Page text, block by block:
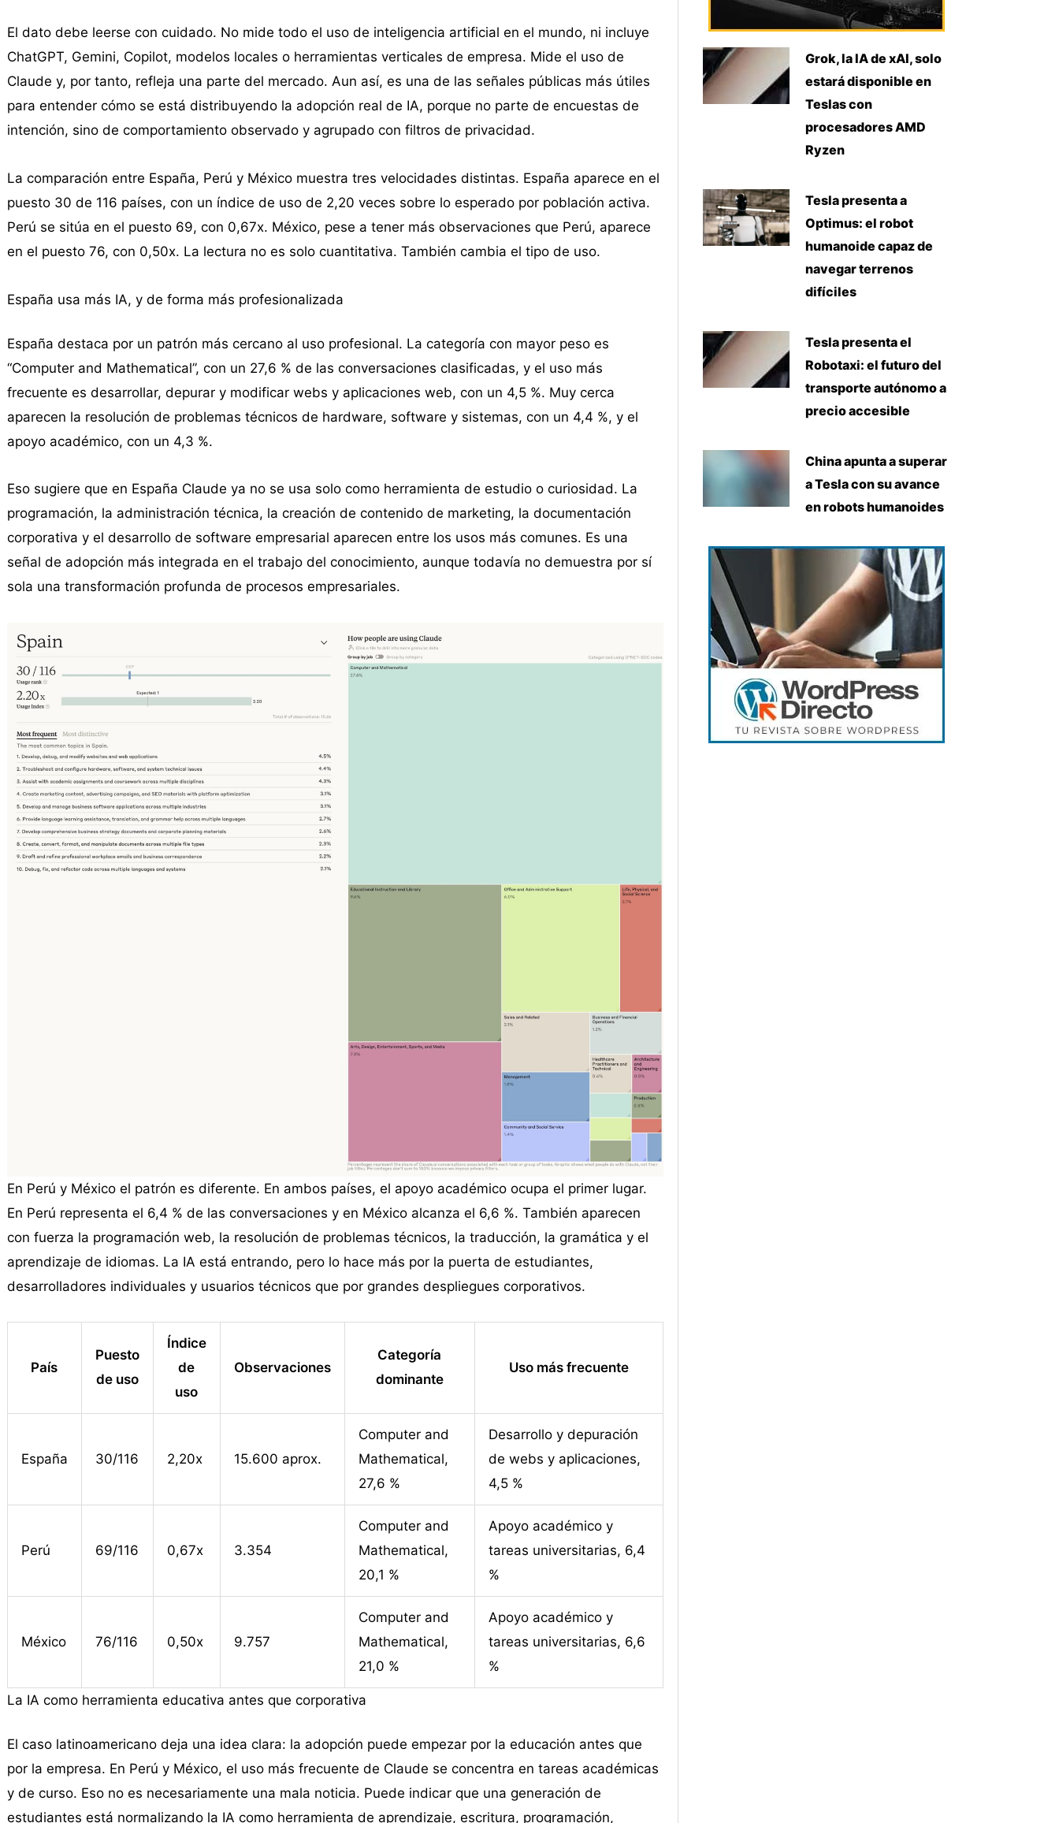
El dato debe leerse con cuidado. No mide todo el uso de inteligencia artificial en el mundo, ni incluye
ChatGPT, Gemini, Copilot, modelos locales o herramientas verticales de empresa. Mide el uso de
Claude y, por tanto, refleja una parte del mercado. Aun así, es una de las señales públicas más útiles
para entender cómo se está distribuyendo la adopción real de IA, porque no parte de encuestas de
intención, sino de comportamiento observado y agrupado con filtros de privacidad.
La comparación entre España, Perú y México muestra tres velocidades distintas. España aparece en el
puesto 30 de 116 países, con un índice de uso de 2,20 veces sobre lo esperado por población activa.
Perú se sitúa en el puesto 69, con 0,67x. México, pese a tener más observaciones que Perú, aparece
en el puesto 76, con 0,50x. La lectura no es solo cuantitativa. También cambia el tipo de uso.
España usa más IA, y de forma más profesionalizada
España destaca por un patrón más cercano al uso profesional. La categoría con mayor peso es
“Computer and Mathematical”, con un 27,6 % de las conversaciones clasificadas, y el uso más
frecuente es desarrollar, depurar y modificar webs y aplicaciones web, con un 4,5 %. Muy cerca
aparecen la resolución de problemas técnicos de hardware, software y sistemas, con un 4,4 %, y el
apoyo académico, con un 4,3 %.
Eso sugiere que en España Claude ya no se usa solo como herramienta de estudio o curiosidad. La
programación, la administración técnica, la creación de contenido de marketing, la documentación
corporativa y el desarrollo de software empresarial aparecen entre los usos más comunes. Es una
señal de adopción más integrada en el trabajo del conocimiento, aunque todavía no demuestra por sí
sola una transformación profunda de procesos empresariales.
En Perú y México el patrón es diferente. En ambos países, el apoyo académico ocupa el primer lugar.
En Perú representa el 6,4 % de las conversaciones y en México alcanza el 6,6 %. También aparecen
con fuerza la programación web, la resolución de problemas técnicos, la traducción, la gramática y el
aprendizaje de idiomas. La IA está entrando, pero lo hace más por la puerta de estudiantes,
desarrolladores individuales y usuarios técnicos que por grandes despliegues corporativos.
País
Puesto
de uso
Índice
de
uso
Observaciones
Categoría
dominante
Uso más frecuente
España 30/116 2,20x 15.600 aprox.
Computer and
Mathematical,
27,6 %
Desarrollo y depuración
de webs y aplicaciones,
4,5 %
Perú 69/116 0,67x 3.354
Computer and
Mathematical,
20,1 %
Apoyo académico y
tareas universitarias, 6,4
%
México 76/116 0,50x 9.757
Computer and
Mathematical,
21,0 %
Apoyo académico y
tareas universitarias, 6,6
%
La IA como herramienta educativa antes que corporativa
El caso latinoamericano deja una idea clara: la adopción puede empezar por la educación antes que
por la empresa. En Perú y México, el uso más frecuente de Claude se concentra en tareas académicas
y de curso. Eso no es necesariamente una mala noticia. Puede indicar que una generación de
estudiantes está normalizando la IA como herramienta de aprendizaje, escritura, programación,
Grok, la IA de xAI, solo
estará disponible en
Teslas con
procesadores AMD
Ryzen
Tesla presenta a
Optimus: el robot
humanoide capaz de
navegar terrenos
difíciles
Tesla presenta el
Robotaxi: el futuro del
transporte autónomo a
precio accesible
China apunta a superar
a Tesla con su avance
en robots humanoides